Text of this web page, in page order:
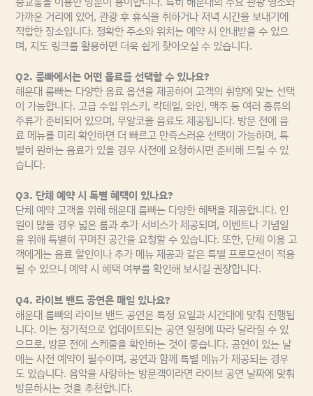
가까운 거리에 있어, 관광 후 휴식을 취하거나 저녁 시간을 보내기에
적합한 장소입니다. 정확한 주소와 위치는 예약 시 안내받을 수 있으
며, 지도 링크를 활용하면 더욱 쉽게 찾아오실 수 있습니다.
Q2. 룸빠에서는 어떤 음료를 선택할 수 있나요?
해운대 룸빠는 다양한 음료 옵션을 제공하여 고객의 취향에 맞는 선택
이 가능합니다. 고급 수입 위스키, 칵테일, 와인, 맥주 등 여러 종류의
주류가 준비되어 있으며, 무알코올 음료도 제공됩니다. 방문 전에 음
료 메뉴를 미리 확인하면 더 빠르고 만족스러운 선택이 가능하며, 특
별히 원하는 음료가 있을 경우 사전에 요청하시면 준비해 드릴 수 있
습니다.
Q3. 단체 예약 시 특별 혜택이 있나요?
단체 예약 고객을 위해 해운대 룸빠는 다양한 혜택을 제공합니다. 인
원이 많을 경우 넓은 룸과 추가 서비스가 제공되며, 이벤트나 기념일
을 위해 특별히 꾸며진 공간을 요청할 수 있습니다. 또한, 단체 이용 고
객에게는 음료 할인이나 추가 메뉴 제공과 같은 특별 프로모션이 적용
될 수 있으니 예약 시 혜택 여부를 확인해 보시길 권장합니다.
Q4. 라이브 밴드 공연은 매일 있나요?
해운대 룸빠의 라이브 밴드 공연은 특정 요일과 시간대에 맞춰 진행됩
니다. 이는 정기적으로 업데이트되는 공연 일정에 따라 달라질 수 있
으므로, 방문 전에 스케줄을 확인하는 것이 좋습니다. 공연이 있는 날
에는 사전 예약이 필수이며, 공연과 함께 특별 메뉴가 제공되는 경우
도 있습니다. 음악을 사랑하는 방문객이라면 라이브 공연 날짜에 맞춰
방문하시는 것을 추천합니다.